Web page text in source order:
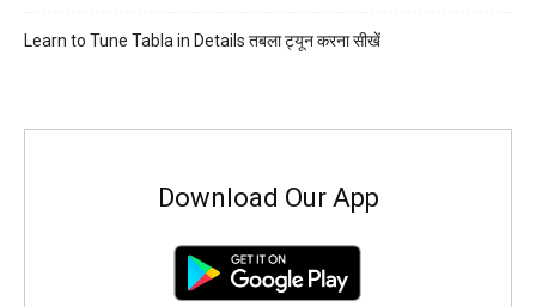
Learn to Tune Tabla in Details तबला ट्यून करना सीखें
Download Our App